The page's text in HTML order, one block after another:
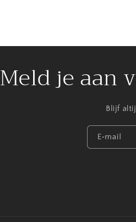
Meld je aan
Blijf
E‑mail